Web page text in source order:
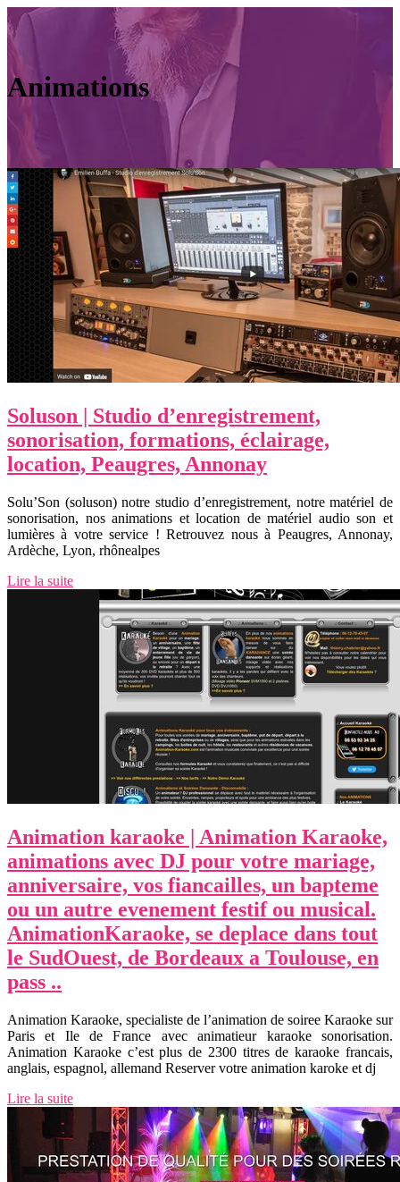
Animations
Soluson | Studio d’en­registre­ment,
sonorisa­tion, formations, éclairage,
location, Peaugres, Annonay
Solu’Son (soluson) notre studio d’enregistrement, notre matériel de
sonorisation, nos animations et location de matériel audio son et
lumières à votre service ! Retrouvez nous à Peaugres, Annonay,
Ardèche, Lyon, rhônealpes
Lire la suite
Animation karaoke | Animation Karaoke,
animations avec DJ pour votre mariage,
an­niver­sai­re, vos fiancailles, un bapteme
ou un autre evenement festif ou musical.
AnimationKaraoke, se deplace dans tout
le SudOuest, de Bordeaux a Toulouse, en
pass ..
Animation Karaoke, specialiste de l’animation de soiree Karaoke sur
Paris et Ile de France avec animatieur karaoke sonorisation.
Animation Karaoke c’est plus de 2300 titres de karaoke francais,
anglais, espagnol, allemand Reserver votre animation karoke et dj
Lire la suite